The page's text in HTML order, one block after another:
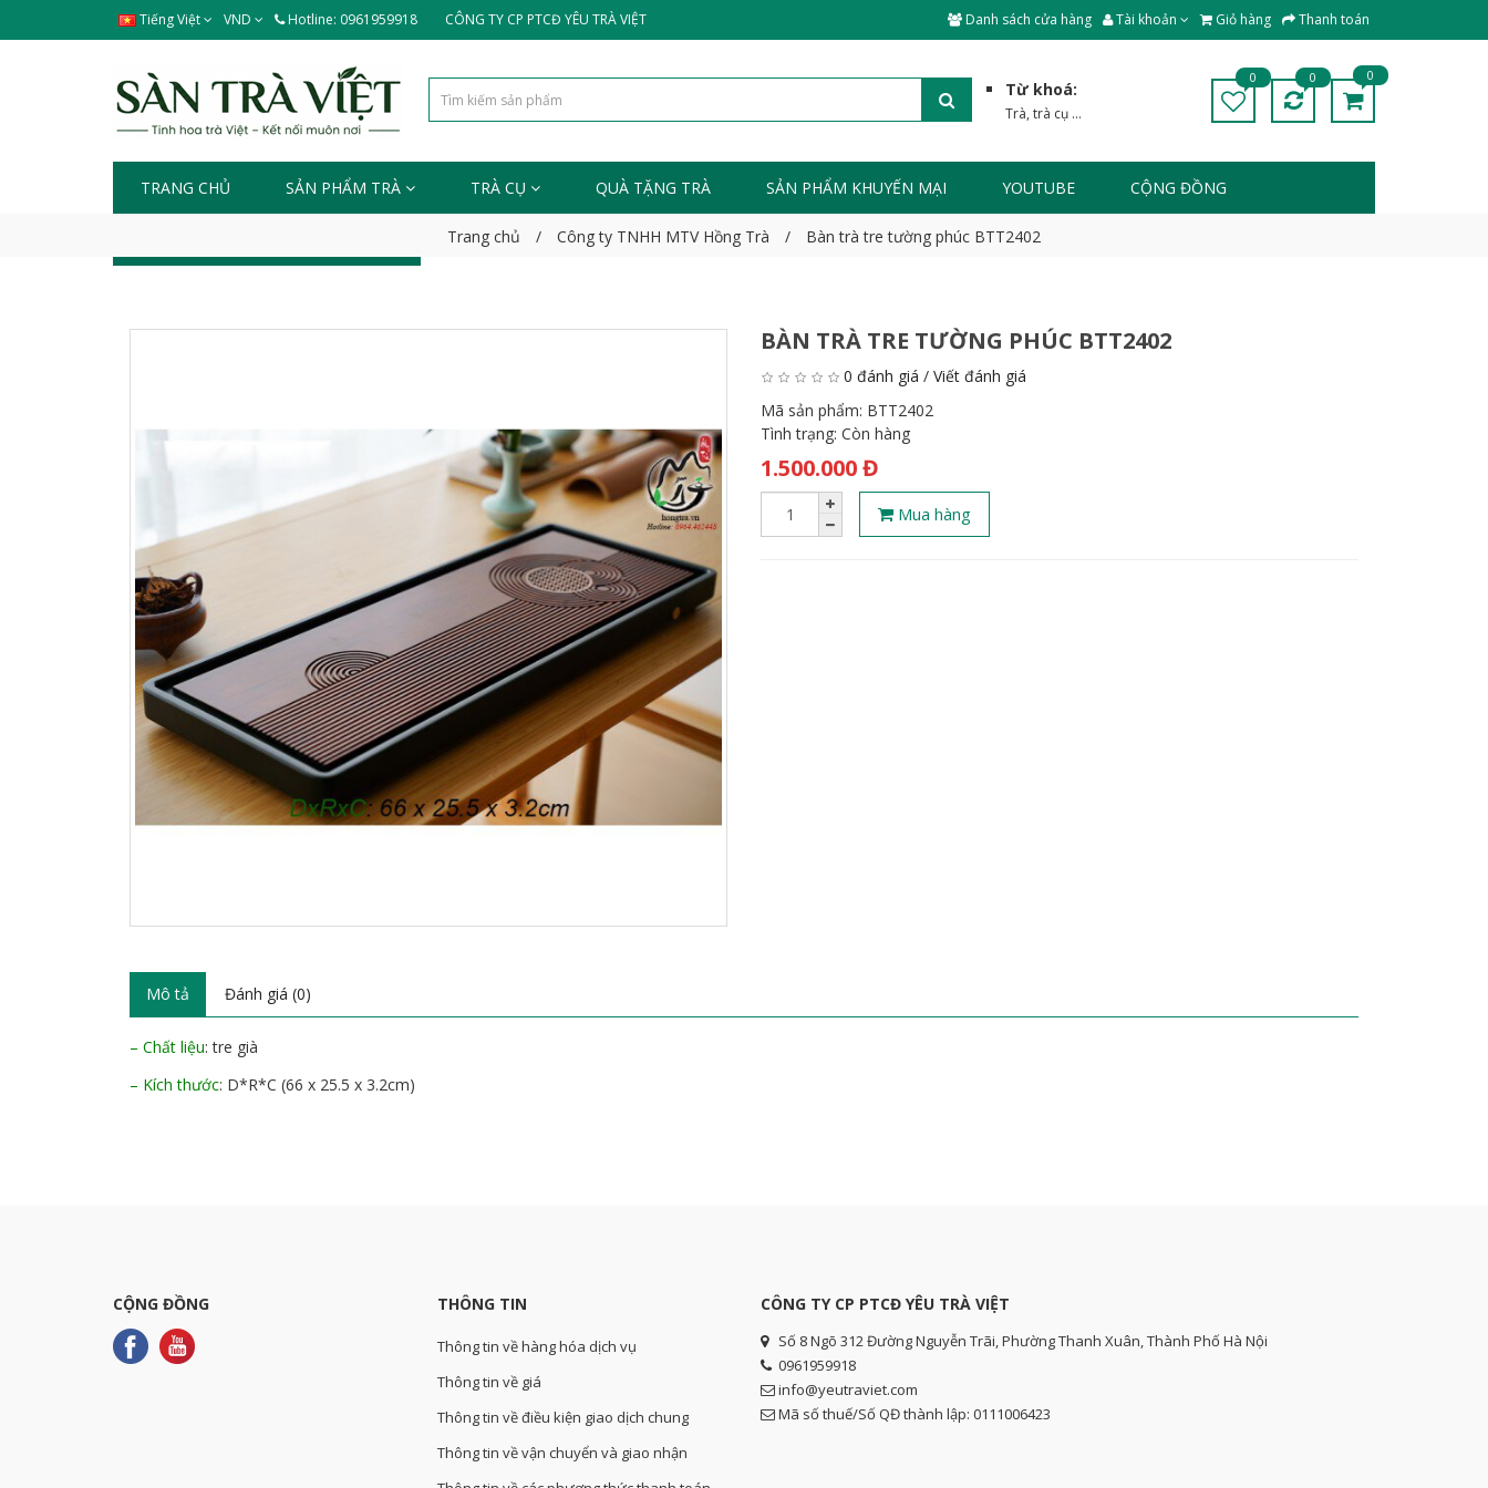
Tiếng Việt VND Hotline: 0961959918 CÔNG TY CP PTCĐ YÊU TRÀ VIỆT Danh sách cửa hàng Tài khoản Giỏ hàng Thanh toán
Từ khoá:
Trà,trà cụ ...
0 0 0
TRANG CHỦ SẢN PHẨM TRÀ TRÀ CỤ QUÀ TẶNG TRÀ SẢN PHẨM KHUYẾN MẠI YOUTUBE CỘNG ĐỒNG
Trang chủ Công ty TNHH MTV Hồng Trà Bàn trà tre tường phúc BTT2402
BÀN TRÀ TRE TƯỜNG PHÚC BTT2402
0 đánh giá / Viết đánh giá
Mã sản phẩm: BTT2402
Tình trạng: Còn hàng
1.500.000 Đ
Mua hàng
Mô tả Đánh giá (0)
– Chất liệu: tre già
– Kích thước: D*R*C (66 x 25.5 x 3.2cm)
CỘNG ĐỒNG THÔNG TIN
Thông tin về hàng hóa dịch vụ
Thông tin về giá
Thông tin về điều kiện giao dịch chung
Thông tin về vận chuyển và giao nhận
CÔNG TY CP PTCĐ YÊU TRÀ VIỆT
Số 8 Ngõ 312 Đường Nguyễn Trãi, Phường Thanh Xuân, Thành Phố Hà Nội
0961959918
info@yeutraviet.com
Mã số thuế/Số QĐ thành lập: 0111006423